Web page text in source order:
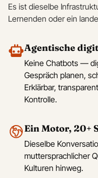
Es ist dieselbe
Lernenden oder ein
Agentische
Keine Chatbots —
Gespräch planen,
Erklärbar,
Kontrolle.
Ein Motor, 20+
Dieselbe
muttersprachlicher
Kulturen hinweg.